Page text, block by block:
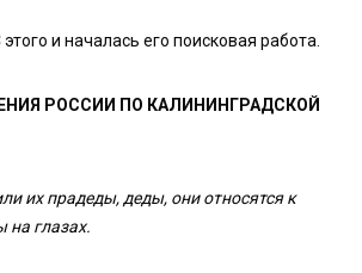
и началась его поисковая работа.
РОССИИ ПО КАЛИНИНГРАДСКОЙ
их прадеды, деды, они относятся к
на глазах.